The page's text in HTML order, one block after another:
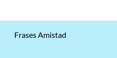
Frases Amistad